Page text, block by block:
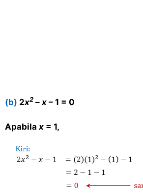
(b) 2x2 – x – 1 = 0
Apabila x = 1,